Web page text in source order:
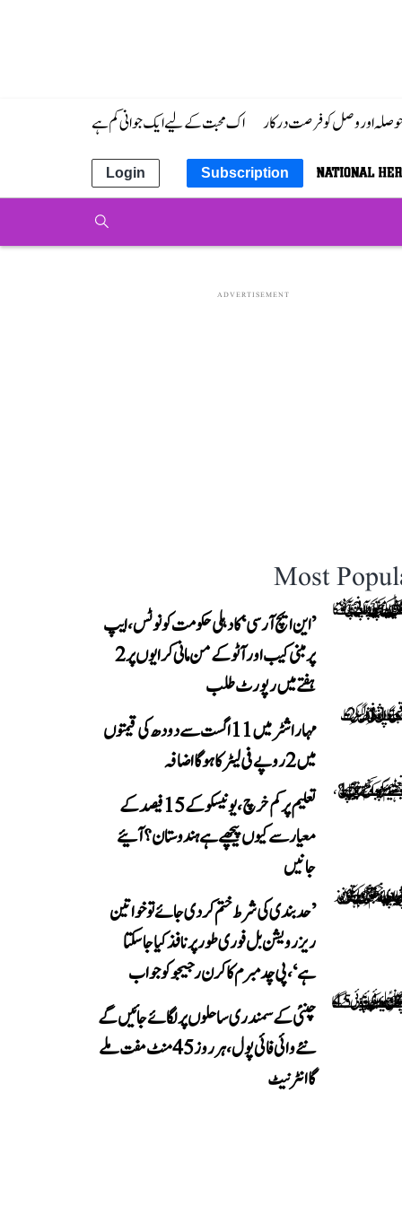
حوصلہ اور وصل کو فرصت درکار اک محبت کے لیے ایک جوانی کم ہے
Subscription
Login
ADVERTISEMENT
Most
’این ایچ آر سی‘ کا دہلی حکومت کو نوٹس، ایپ
پر مبنی کیب اور آٹو کے من مانی کرایوں پر 2
ہفتے میں رپورٹ طلب
مہاراشٹر میں 11 اگست سے دودھ کی قیمتوں
میں 2 روپے فی لیٹر کا ہوگا اضافہ
تعلیم پر کم خرچ، یونیسکو کے 15 فیصد کے
معیار سے کیوں پیچھے ہے ہندوستان؟ آئیے
جانیں
’حد بندی کی شرط ختم کر دی جائے تو خواتین
ریزرویشن بل فوری طور پر نافذ کیا جا سکتا
ہے‘، پی چدمبرم کا کرن رجیجو کو جواب
چنئی کے سمندری ساحلوں پر لگائے جائیں گے
نئے وائی فائی پول، ہر روز 45 منٹ مفت ملے
گا انٹرنیٹ